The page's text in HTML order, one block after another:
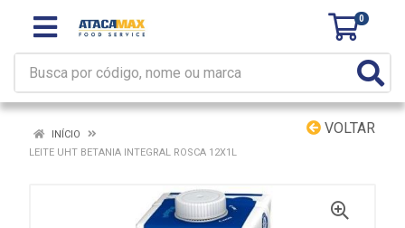
0
VOLTAR
INÍCIO
LEITE UHT BETANIA INTEGRAL ROSCA 12X1L